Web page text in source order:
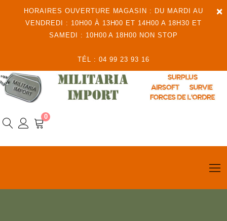
×
HORAIRES OUVERTURE MAGASIN : DU MARDI AU
VENDREDI : 10H00 À 13H00 ET 14H00 A 18H30 ET
SAMEDI : 10H00 A 18H00 NON STOP
TÉL : 04 99 23 93 16
0